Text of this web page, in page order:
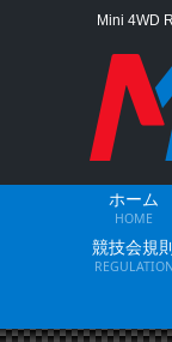
Mini 4WD
ホーム
HOME
競技会規則
REGULATION